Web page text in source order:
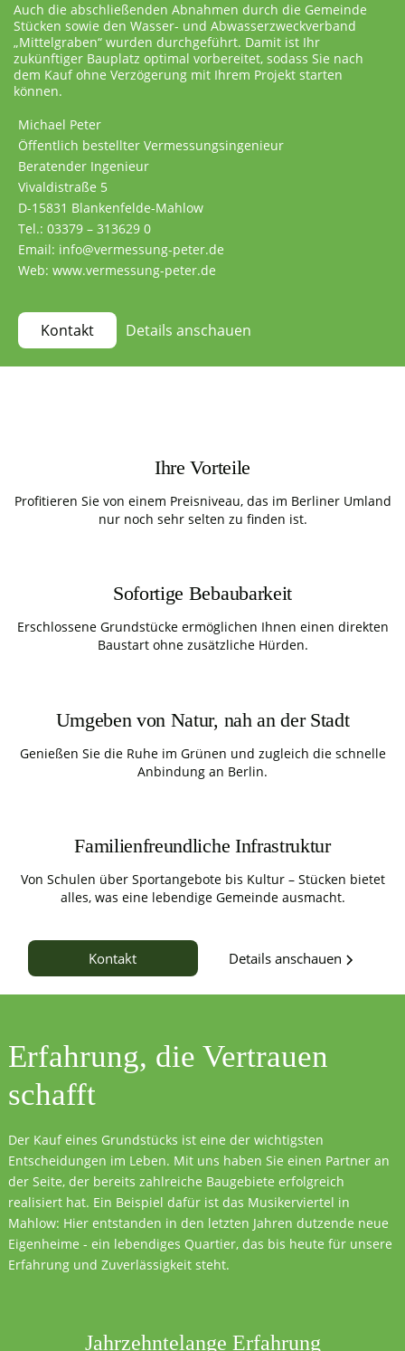
Auch die abschließenden Abnahmen durch die Gemeinde
Stücken sowie den Wasser- und Abwasserzweckverband
„Mittelgraben“ wurden durchgeführt. Damit ist Ihr
zukünftiger Bauplatz optimal vorbereitet, sodass Sie nach
dem Kauf ohne Verzögerung mit Ihrem Projekt starten
können.
Michael Peter
Öffentlich bestellter Vermessungsingenieur
Beratender Ingenieur
Vivaldistraße 5
D-15831 Blankenfelde-Mahlow
Tel.: 03379 – 313629 0
Email: info@vermessung-peter.de
Web: www.vermessung-peter.de
Kontakt Details anschauen
Ihre Vorteile
Profitieren Sie von einem Preisniveau, das im Berliner Umland
nur noch sehr selten zu finden ist.
Sofortige Bebaubarkeit
Erschlossene Grundstücke ermöglichen Ihnen einen direkten
Baustart ohne zusätzliche Hürden.
Umgeben von Natur, nah an der Stadt
Genießen Sie die Ruhe im Grünen und zugleich die schnelle
Anbindung an Berlin.
Familienfreundliche Infrastruktur
Von Schulen über Sportangebote bis Kultur – Stücken bietet
alles, was eine lebendige Gemeinde ausmacht.
Kontakt Details anschauen
Erfahrung, die Vertrauen
schafft
Der Kauf eines Grundstücks ist eine der wichtigsten
Entscheidungen im Leben. Mit uns haben Sie einen Partner an
der Seite, der bereits zahlreiche Baugebiete erfolgreich
realisiert hat. Ein Beispiel dafür ist das Musikerviertel in
Mahlow: Hier entstanden in den letzten Jahren dutzende neue
Eigenheime - ein lebendiges Quartier, das bis heute für unsere
Erfahrung und Zuverlässigkeit steht.
Jahrzehntelange Erfahrung